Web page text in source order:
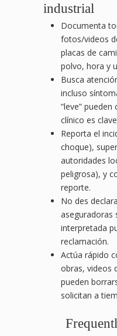
industrial
Documenta
fotos/videos
placas de
polvo, hora y
Busca
incluso
“leve”
clínico es
Reporta el
choque),
autoridades
peligrosa), y
reporte.
No des
aseguradoras
interpretada
reclamación.
Actúa rápido
obras, videos
pueden
solicitan a